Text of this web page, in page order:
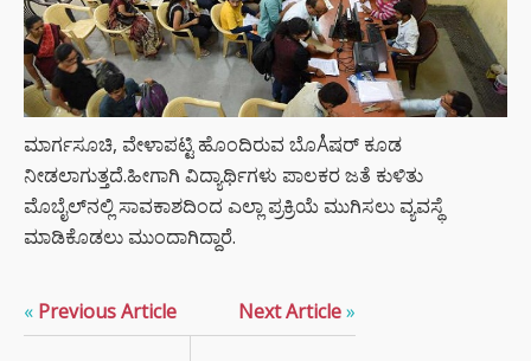
ಮಾರ್ಗಸೂಚಿ, ವೇಳಾಪಟ್ಟಿ ಹೊಂದಿರುವ ಬೊÅಷರ್‌ ಕೂಡ
ನೀಡಲಾಗುತ್ತದೆ.ಹೀಗಾಗಿ ವಿದ್ಯಾರ್ಥಿಗಳು ಪಾಲಕರ ಜತೆ ಕುಳಿತು
ಮೊಬೈಲ್‌ನಲ್ಲಿ ಸಾವಕಾಶದಿಂದ ಎಲ್ಲಾ ಪ್ರಕ್ರಿಯೆ ಮುಗಿಸಲು ವ್ಯವಸ್ಥೆ
ಮಾಡಿಕೊಡಲು ಮುಂದಾಗಿದ್ದಾರೆ.
« Previous Article Next Article»